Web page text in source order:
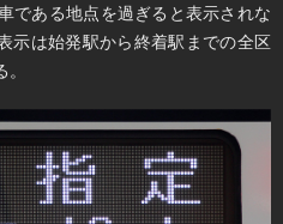
である地点を過ぎると表示されな
示は始発駅から終着駅までの全区